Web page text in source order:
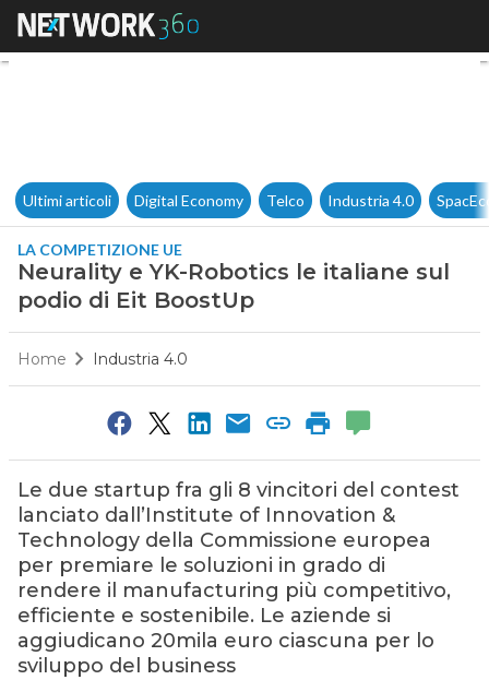
Neurality e YK-Robotics le
Ultimi articoli Digital Economy Telco Industria 4.0
LA COMPETIZIONE UE
Neurality e YK-Robotics le italiane sul
podio di Eit BoostUp
Home Industria 4.0
Le due startup fra gli 8 vincitori del contest
lanciato dall’Institute of Innovation &
Technology della Commissione europea
per premiare le soluzioni in grado di
rendere il manufacturing più competitivo,
efficiente e sostenibile. Le aziende si
aggiudicano 20mila euro ciascuna per lo
sviluppo del business